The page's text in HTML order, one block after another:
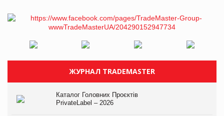
ЖУРНАЛ TRADEMASTER
Каталог Головних Проєктів
PrivateLabel – 2026